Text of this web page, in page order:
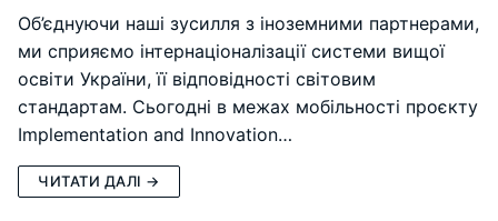
Об’єднуючи наші зусилля з іноземними партнерами,
ми сприяємо інтернаціоналізації системи вищої
освіти України, її відповідності світовим
стандартам. Cьогодні в межах мобільності проєкту
Implementation and Innovation…
ЧИТАТИ ДАЛІ →